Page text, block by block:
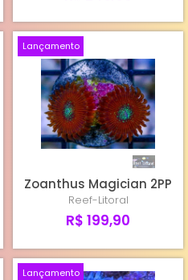
Lançamento
Zoanthus Magician 2PP
Reef-Litoral
R$ 199,90
Lançamento